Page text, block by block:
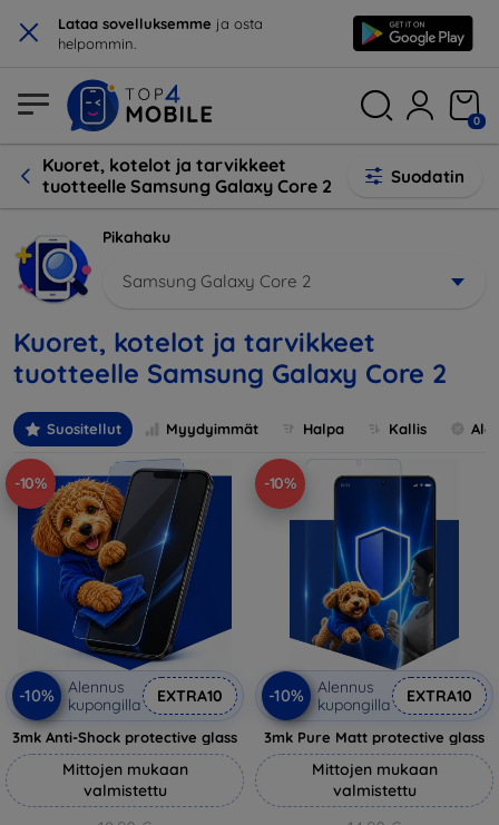
× Lataa sovelluksemme ja osta
helpommin.
0
Kuoret, kotelot ja tarvikkeet
tuotteelle Samsung Galaxy Core 2
Suodatin
Pikahaku
Samsung Galaxy Core 2
Kuoret, kotelot ja tarvikkeet
tuotteelle Samsung Galaxy Core 2
Suositellut Myydyimmät Halpa Kallis
-10%
-10%
Alennus
kupongilla
EXTRA10
3mk Anti-Shock protective glass
Mittojen mukaan
valmistettu
-10%
-10%
Alennus
kupongilla
EXTRA10
3mk Pure Matt protective glass
Mittojen mukaan
valmistettu